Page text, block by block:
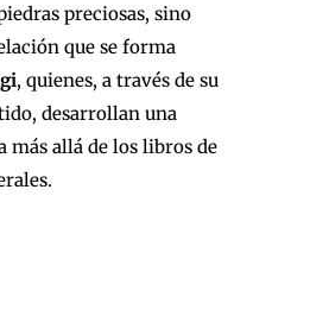
preciosas, sino
que se forma
, quienes, a través de su
desarrollan una
más allá de los libros de